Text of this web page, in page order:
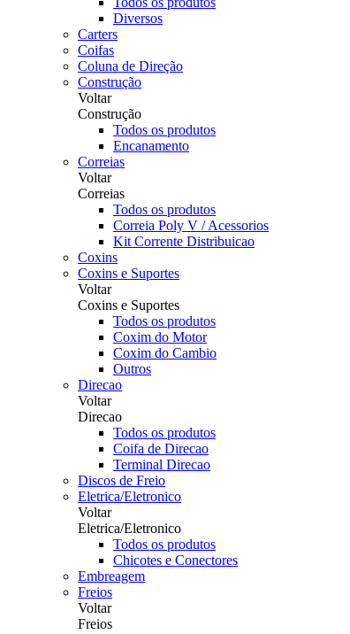
Diversos
Carters
Coifas
Coluna de Direção
Construção
Voltar
Construção
Todos os produtos
Encanamento
Correias
Voltar
Correias
Todos os produtos
Correia Poly V / Acessorios
Kit Corrente Distribuicao
Coxins
Coxins e Suportes
Voltar
Coxins e Suportes
Todos os produtos
Coxim do Motor
Coxim do Cambio
Outros
Direcao
Voltar
Direcao
Todos os produtos
Coifa de Direcao
Terminal Direcao
Discos de Freio
Eletrica/Eletronico
Voltar
Eletrica/Eletronico
Todos os produtos
Chicotes e Conectores
Embreagem
Freios
Voltar
Freios